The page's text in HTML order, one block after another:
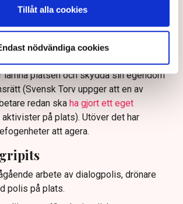
Tillåt alla cookies
nödvändiga cookies
på kritiken.
Mann, polisinspektör vid
i region Väst, har
eller dennes ordningsvakter, rätt
lämna platsen och skydda sin egendom
(Svensk Torv uppger att en av
redan ska ha gjort ett eget
aktivister på plats). Utöver det har
att agera.
arbete av dialogpolis, drönare
polis på plats.